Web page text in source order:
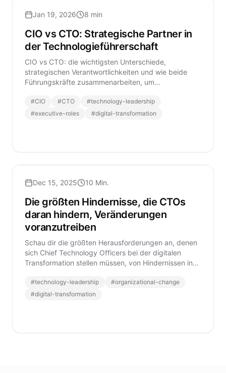
Jan 19, 2026 8 min
CIO vs CTO: Strategische Partner in
der Technologieführerschaft
CIO vs CTO: die wichtigsten Unterschiede,
strategischen Verantwortlichkeiten und wie beide
Führungskräfte zusammenarbeiten, um
#CIO #CTO #technology-leadership
#executive-roles #digital-transformation
Dec 15, 2025 10 Min.
Die größten Hindernisse, die CTOs
daran hindern, Veränderungen
voranzutreiben
Schau dir die größten Herausforderungen an, denen
sich Chief Technology Officers bei der digitalen
Transformation stellen müssen, von Hindernissen in
Budgetbeschränkungen und internen politischen
Verhältnissen.
#technology-leadership #organizational-change
#digital-transformation